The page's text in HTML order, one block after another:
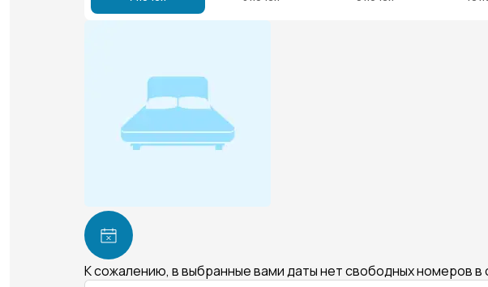
К сожалению, в выбранные вами даты нет свободных номеров в